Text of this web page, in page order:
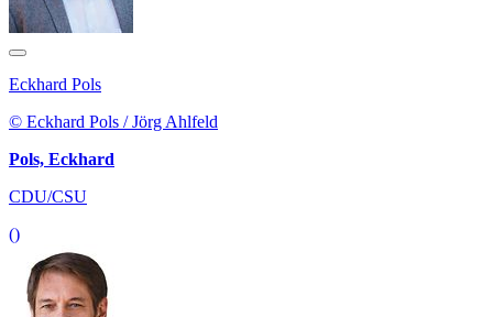
Eckhard Pols
© Eckhard Pols / Jörg Ahlfeld
Pols, Eckhard
CDU/CSU
()